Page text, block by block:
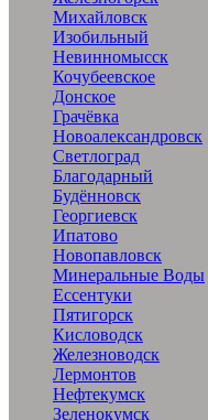
Михайловск
Изобильный
Невинномысск
Кочубеевское
Донское
Грачёвка
Новоалександровск
Светлоград
Благодарный
Будённовск
Георгиевск
Ипатово
Новопавловск
Минеральные Воды
Ессентуки
Пятигорск
Кисловодск
Железноводск
Лермонтов
Нефтекумск
Зеленокумск